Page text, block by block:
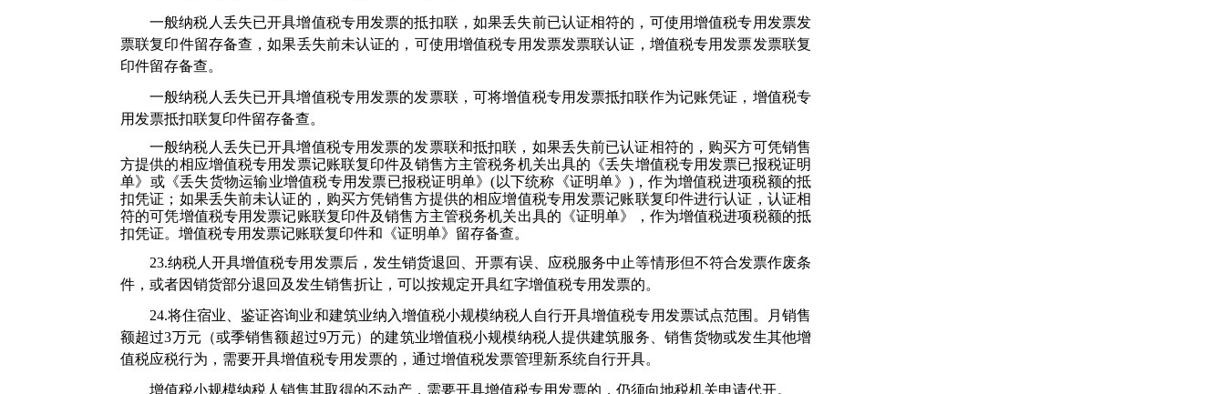
一般纳税人丢失已开具增值税专用发票的抵扣联，如果丢失前已认证相符的，可使用增值税专用发票发
票联复印件留存备查，如果丢失前未认证的，可使用增值税专用发票发票联认证，增值税专用发票发票联复
印件留存备查。
一般纳税人丢失已开具增值税专用发票的发票联，可将增值税专用发票抵扣联作为记账凭证，增值税专
用发票抵扣联复印件留存备查。
一般纳税人丢失已开具增值税专用发票的发票联和抵扣联，如果丢失前已认证相符的，购买方可凭销售
方提供的相应增值税专用发票记账联复印件及销售方主管税务机关出具的《丢失增值税专用发票已报税证明
单》或《丢失货物运输业增值税专用发票已报税证明单》( 以下统称《证明单》 )，作为增值税进项税额的抵
扣凭证；如果丢失前未认证的，购买方凭销售方提供的相应增值税专用发票记账联复印件进行认证，认证相
符的可凭增值税专用发票记账联复印件及销售方主管税务机关出具的《证明单》，作为增值税进项税额的抵
扣凭证。增值税专用发票记账联复印件和《证明单》留存备查。
23.纳税人开具增值税专用发票后，发生销货退回、开票有误、应税服务中止等情形但不符合发票作废条
件，或者因销货部分退回及发生销售折让，可以按规定开具红字增值税专用发票的。
24.将住宿业、鉴证咨询业和建筑业纳入增值税小规模纳税人自行开具增值税专用发票试点范围。月销售
额超过3万元（或季销售额超过9万元）的建筑业增值税小规模纳税人提供建筑服务、销售货物或发生其他增
值税应税行为，需要开具增值税专用发票的，通过增值税发票管理新系统自行开具。
增值税小规模纳税人销售其取得的不动产，需要开具增值税专用发票的，仍须向地税机关申请代开。